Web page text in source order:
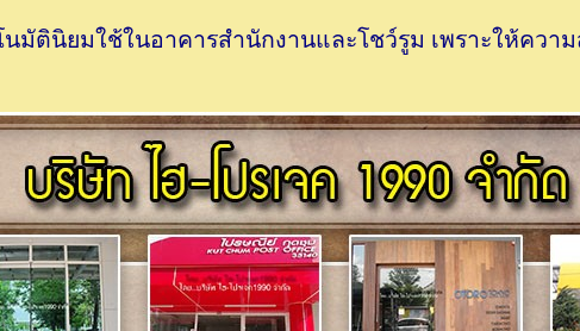
มัตินิยมใช้ในอาคารสำนักงานและโชว์รูม เพราะให้ควา